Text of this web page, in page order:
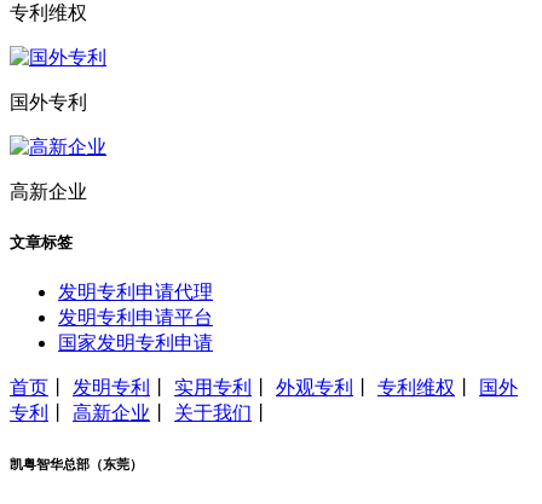
专利维权
国外专利
高新企业
文章标签
发明专利申请代理
发明专利申请平台
国家发明专利申请
首页 发明专利 实用专利 外观专利 专利维权
国外
专利
高新企业 关于我们
凯粤智华总部（东莞）